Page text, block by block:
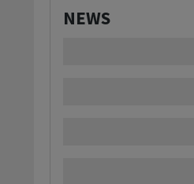
NEWS